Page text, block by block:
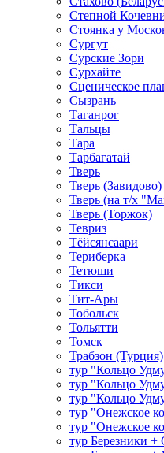
Степной
Стоянка у
Сургут
Сурские Зори
Сурхайте
Сценическое
Сызрань
Таганрог
Тальцы
Тара
Тарбагатай
Тверь
Тверь (Завидово)
Тверь (на т/х
Тверь (Торжок)
Тевриз
Тёйсянсаари
Териберка
Тетюши
Тикси
Тит-Ары
Тобольск
Тольятти
Томск
Трабзон (Турция)
тур "Кольцо
тур "Кольцо
тур "Кольцо
тур "Онежское
тур "Онежское
тур Березники